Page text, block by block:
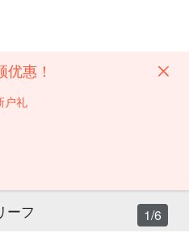
惠！
户礼
ーフ 1/6